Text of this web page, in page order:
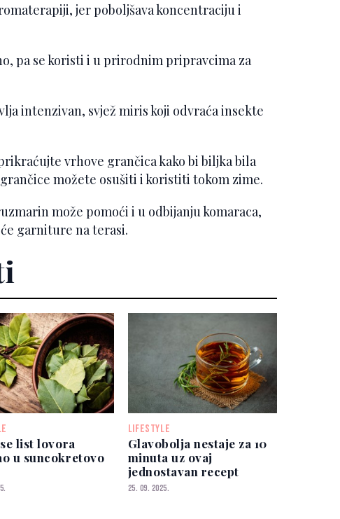
jer poboljšava koncentraciju i
pa se koristi i u prirodnim pripravcima za
intenzivan, svjež miris koji odvraća insekte
vrhove grančica kako bi biljka bila
možete osušiti i koristiti tokom zime.
može pomoći i u odbijanju komaraca,
garniture na terasi.
list lovora
u suncokretovo
LIFESTYLE
Glavobolja nestaje za 10
minuta uz ovaj
jednostavan recept
25. 09. 2025.